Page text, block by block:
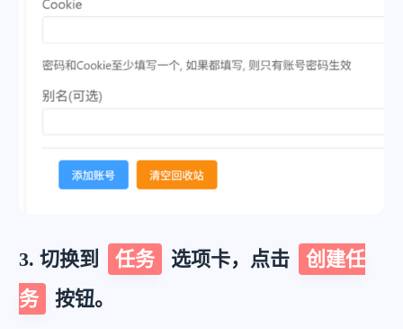
3. 切换到 任务 选项卡，点击
创建任
务
按钮。